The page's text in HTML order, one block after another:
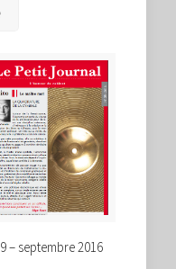
– septembre 2016